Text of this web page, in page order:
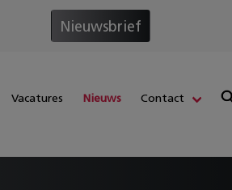
Nieuwsbrief
Vacatures Nieuws Contact